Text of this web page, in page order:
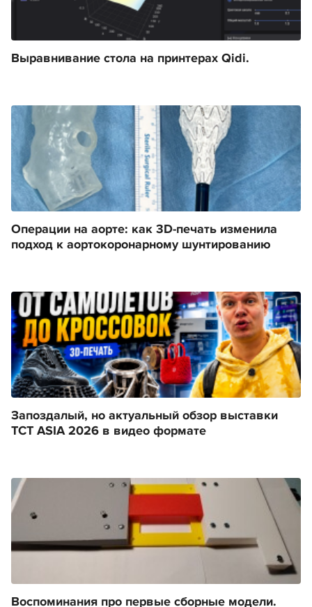
Выравнивание стола на принтерах Qidi.
Операции на аорте: как 3D-печать изменила
подход к аортокоронарному шунтированию
Запоздалый, но актуальный обзор выставки
TCT ASIA 2026 в видео формате
Воспоминания про первые сборные модели.